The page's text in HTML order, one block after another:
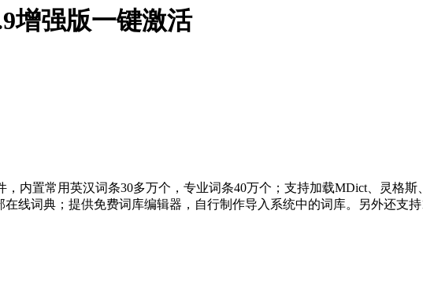
增强版一键激活
，内置常用英汉词条30多万个，专业词条40万个；支持加载MDict、灵格
在线词典；提供免费词库编辑器，自行制作导入系统中的词库。另外还支